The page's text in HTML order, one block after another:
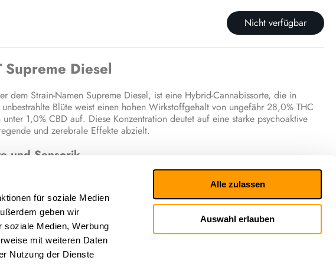
für soziale Medien
geben wir
soziale Medien, Werbung
mit weiteren Daten
Nutzung der Dienste
Alle zulassen
Auswahl erlauben
Nicht verfügbar
Supreme Diesel
dem Strain-Namen Supreme Diesel, ist eine Hybrid-Cannabissorte, die in
Blüte weist einen hohen Wirkstoffgehalt von ungefähr 28,0% THC
1,0% CBD auf. Diese Konzentration deutet auf eine starke psychoaktive
und zerebrale Effekte abzielt.
und Sensorik
angewendet haben, berichten typischerweise von anregenden und positiven
kreativ und euphorisch machen. Das sensorische Erlebnis wird als eine
Diesel riechenden, zitrusartigen, nach Kiefer duftenden und erdigen Noten
Wirkung